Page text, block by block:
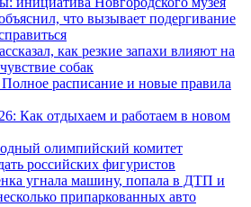
что вызывает подергивание
как резкие запахи влияют на
собак
расписание и новые правила
Как отдыхаем и работаем в новом
олимпийский комитет
российских фигуристов
угнала машину, попала в ДТП и
припаркованных авто